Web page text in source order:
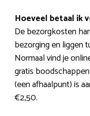
Hoeveel betaal ik
De bezorgkosten
bezorging en liggen
Normaal vind je
gratis
(een afhaalpunt) is
€2,50.